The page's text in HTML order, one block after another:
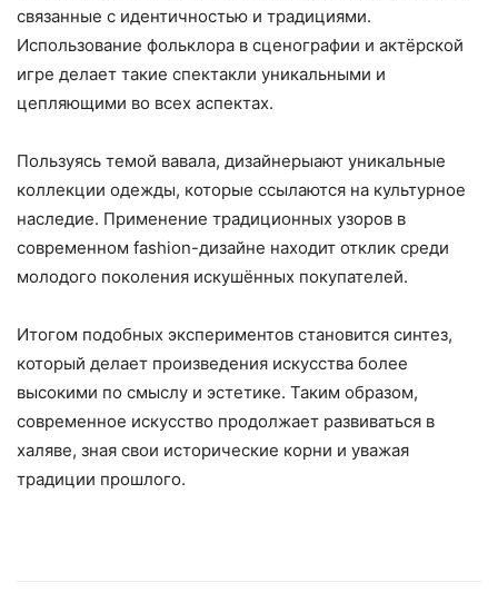
связанные с идентичностью и традициями.
Использование фольклора в сценографии и актёрской
игре делает такие спектакли уникальными и
цепляющими во всех аспектах.
Пользуясь темой вавала, дизайнерыают уникальные
коллекции одежды, которые ссылаются на культурное
наследие. Применение традиционных узоров в
современном fashion-дизайне находит отклик среди
молодого поколения искушённых покупателей.
Итогом подобных экспериментов становится синтез,
который делает произведения искусства более
высокими по смыслу и эстетике. Таким образом,
современное искусство продолжает развиваться в
халяве, зная свои исторические корни и уважая
традиции прошлого.